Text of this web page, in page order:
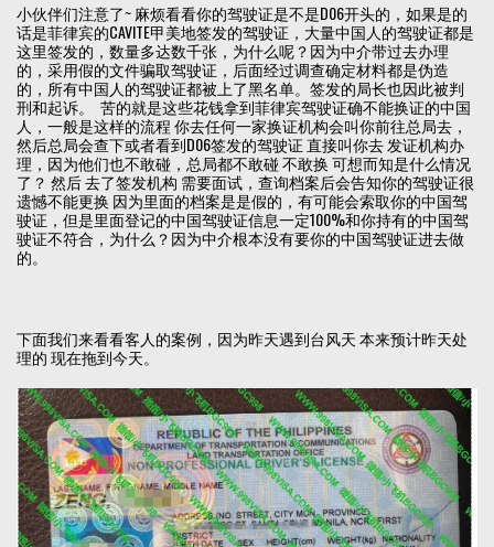
小伙伴们注意了~ 麻烦看看你的驾驶证是不是D06开头的，如果是的
话是菲律宾的CAVITE甲美地签发的驾驶证，大量中国人的驾驶证都是
这里签发的，数量多达数千张，为什么呢？因为中介带过去办理
的，采用假的文件骗取驾驶证，后面经过调查确定材料都是伪造
的，所有中国人的驾驶证都被上了黑名单。签发的局长也因此被判
刑和起诉。 苦的就是这些花钱拿到菲律宾驾驶证确不能换证的中国
人，一般是这样的流程 你去任何一家换证机构会叫你前往总局去，
然后总局会查下或者看到D06签发的驾驶证 直接叫你去 发证机构办
理，因为他们也不敢碰，总局都不敢碰 不敢换 可想而知是什么情况
了？ 然后 去了签发机构 需要面试，查询档案后会告知你的驾驶证很
遗憾不能更换 因为里面的档案是是假的，有可能会索取你的中国驾
驶证，但是里面登记的中国驾驶证信息一定100%和你持有的中国驾
驶证不符合，为什么？因为中介根本没有要你的中国驾驶证进去做
的。
下面我们来看看客人的案例，因为昨天遇到台风天 本来预计昨天处
理的 现在拖到今天。